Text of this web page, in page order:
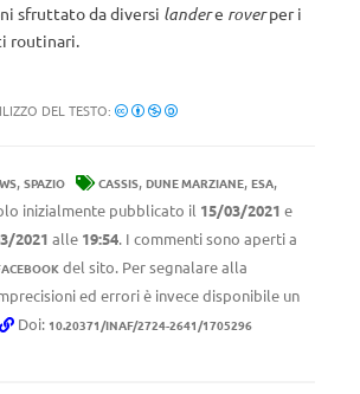
sfruttato da diversi landere roverper i
routinari.
DEL TESTO:
, SPAZIO CASSIS, DUNE MARZIANE, ESA,
inizialmente pubblicato il 15/03/2021 e
2021 alle 19:54. I commenti sono aperti a
del sito. Per segnalare alla
ed errori è invece disponibile un
Doi: 10.20371/INAF/2724-2641/1705296